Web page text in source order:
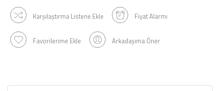
Karşılaştırma Listene Ekle Fiyat Alarmı
Favorilerime Ekle Arkadaşıma Öner